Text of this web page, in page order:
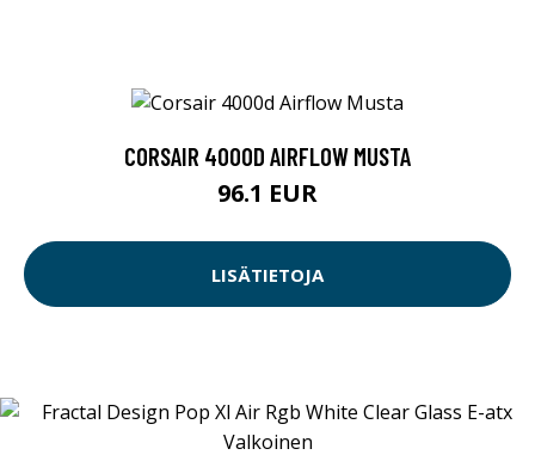
CORSAIR 4000D AIRFLOW MUSTA
96.1 EUR
LISÄTIETOJA